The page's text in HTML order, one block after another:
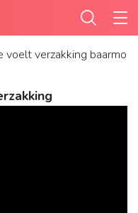
voelt verzakking